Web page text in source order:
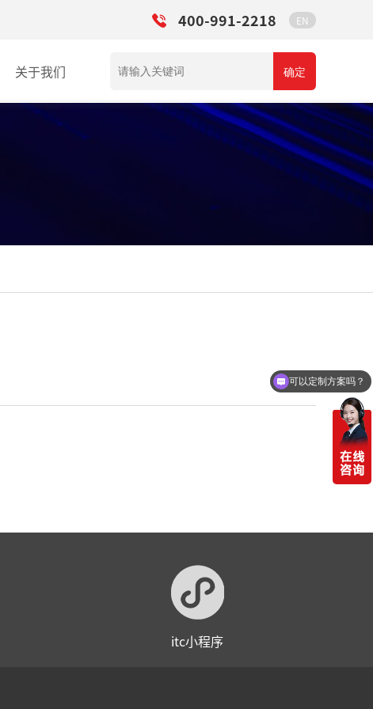
400-991-2218 EN
关于我们 确定
itc小程序
可以定制方案吗？